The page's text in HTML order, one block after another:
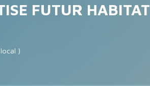
FUTUR HABITAT
)